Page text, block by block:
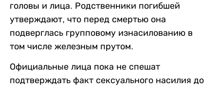
головы и лица. Родственники погибшей
утверждают, что перед смертью она
подверглась групповому изнасилованию в
том числе железным прутом.
Официальные лица пока не спешат
подтверждать факт сексуального насилия до